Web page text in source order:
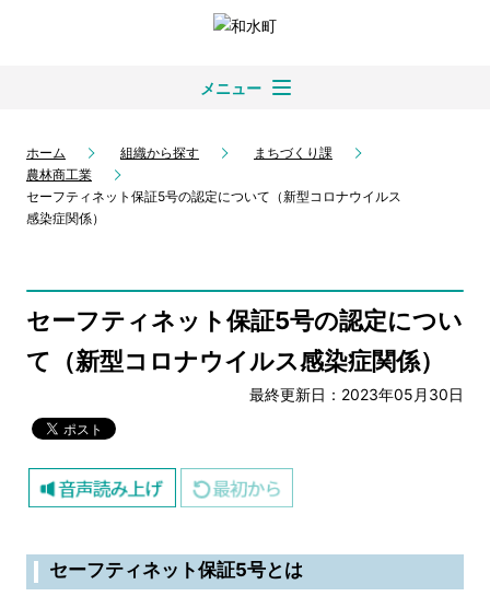
メニュー
ホーム 組織から探す
まちづくり課
農林商工業
セーフティネット保証5号の認定について（新型コロナウイルス
感染症関係）
セーフティネット保証5号の認定につい
て（新型コロナウイルス感染症関係）
最終更新日：2023年05月30日
セーフティネット保証5号とは